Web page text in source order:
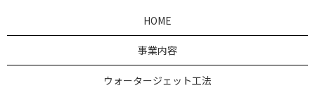
HOME
事業内容
ウォータージェット工法